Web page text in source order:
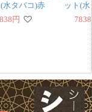
水タバコ)赤
】フレー
炭、アルミホ
円
ット(
【約
バー、
イル、
7838